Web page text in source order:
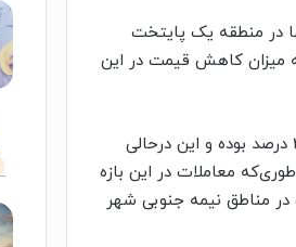
در منطقه یک پایتخت
و این درحالی است که میزان کاهش قیمت در این
در اردیبهشت نسبت به پایان اسفند ۲۵ درصد بوده و این درحالی
معاملات در این بازه
در مناطق نیمه جنوبی شهر